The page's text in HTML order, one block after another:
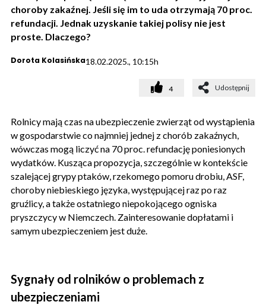
choroby zakaźnej. Jeśli się im to uda otrzymają 70 proc.
refundacji. Jednak uzyskanie takiej polisy nie jest
proste. Dlaczego?
Dorota Kolasińska18.02.2025., 10:15h
4 Udostępnij
Rolnicy mają czas na ubezpieczenie zwierząt od wystąpienia
w gospodarstwie co najmniej jednej z chorób zakaźnych,
wówczas mogą liczyć na 70 proc. refundację poniesionych
wydatków. Kusząca propozycja, szczególnie w kontekście
szalejącej grypy ptaków, rzekomego pomoru drobiu, ASF,
choroby niebieskiego języka, występującej raz po raz
gruźlicy, a także ostatniego niepokojącego ogniska
pryszczycy w Niemczech. Zainteresowanie dopłatami i
samym ubezpieczeniem jest duże.
Sygnały od rolników o problemach z
ubezpieczeniami